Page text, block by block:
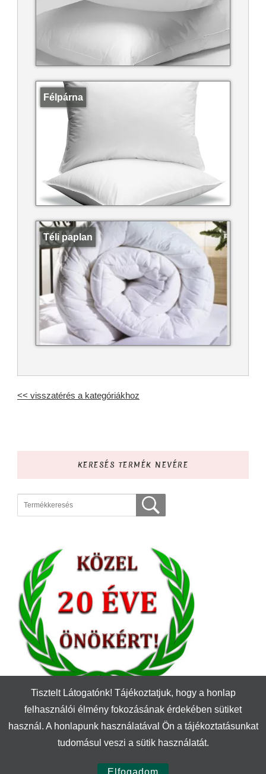
Félpárna
Téli paplan
<< visszatérés a kategóriákhoz
KERESÉS TERMÉK NEVÉRE
© Szerzői jog 2026Textil Győr. Minden jog fenntartva.
Recipe | Fejlesztette:Blossom Themes. Motor:
Tisztelt Látogatónk! Tájékoztatjuk, hogy a honlap
felhasználói élmény fokozásának érdekében sütiket
használ. A honlapunk használatával Ön a tájékoztatásunkat
tudomásul veszi a sütik használatát.
Elfogadom